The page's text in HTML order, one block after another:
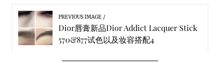
PREVIOUS IMAGE
Dior唇膏新品Dior Addict Lacquer Stick
570&877试色以及妆容搭配4